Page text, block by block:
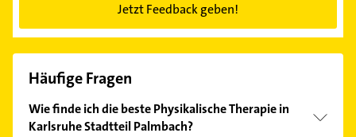
Jetzt Feedback geben!
Häufige Fragen
Wie finde ich die beste Physikalische Therapie in
Karlsruhe Stadtteil Palmbach?